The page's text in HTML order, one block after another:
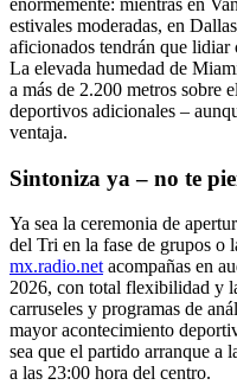
estivales moderadas, en
aficionados tendrán que lidiar
La elevada humedad de
a más de 2.200 metros sobre
deportivos adicionales –
ventaja.
Sintoniza ya – no te
Ya sea la ceremonia de
del Tri en la fase de grupos o
mx.radio.net acompañas en
2026, con total flexibilidad y
carruseles y programas de
mayor acontecimiento
sea que el partido arranque a
a las 23:00 hora del centro.